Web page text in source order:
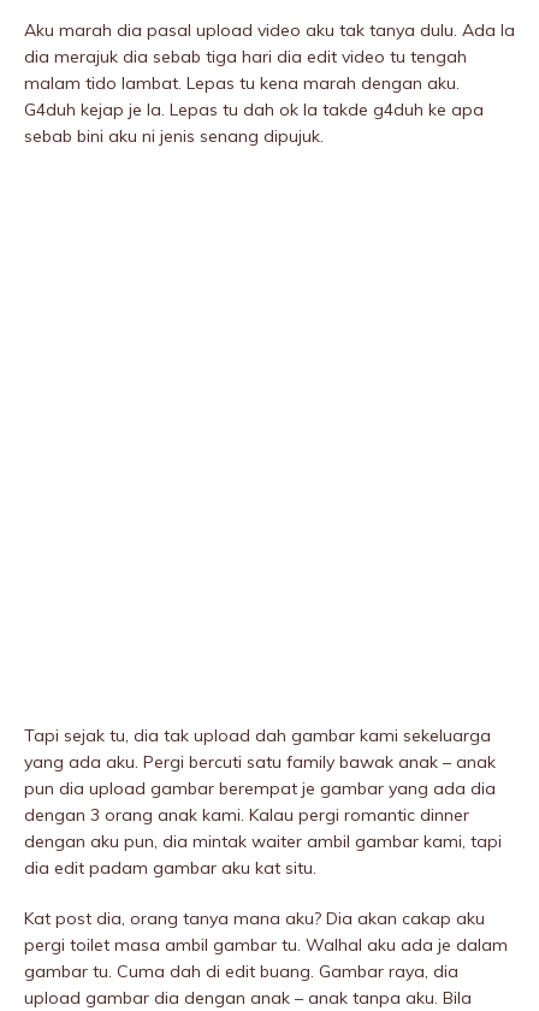
Aku marah dia pasal upload video aku tak tanya dulu. Ada la
dia merajuk dia sebab tiga hari dia edit video tu tengah
malam tido lambat. Lepas tu kena marah dengan aku.
G4duh kejap je la. Lepas tu dah ok la takde g4duh ke apa
sebab bini aku ni jenis senang dipujuk.
Tapi sejak tu, dia tak upload dah gambar kami sekeluarga
yang ada aku. Pergi bercuti satu family bawak anak – anak
pun dia upload gambar berempat je gambar yang ada dia
dengan 3 orang anak kami. Kalau pergi romantic dinner
dengan aku pun, dia mintak waiter ambil gambar kami, tapi
dia edit padam gambar aku kat situ.
Kat post dia, orang tanya mana aku? Dia akan cakap aku
pergi toilet masa ambil gambar tu. Walhal aku ada je dalam
gambar tu. Cuma dah di edit buang. Gambar raya, dia
upload gambar dia dengan anak – anak tanpa aku. Bila